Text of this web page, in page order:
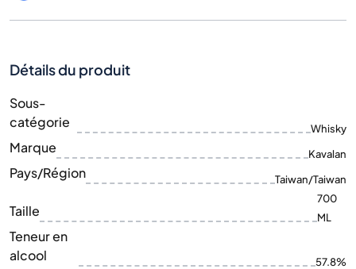
Détails du produit
Sous-
catégorie
Whisky
Marque Kavalan
Pays/Région Taiwan/Taiwan
Taille
700
ML
Teneur en
alcool
57.8%